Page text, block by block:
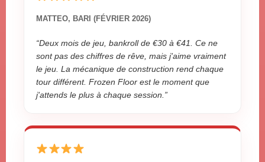
MATTEO, BARI (FÉVRIER 2026)
“Deux mois de jeu, bankroll de €30 à €41. Ce ne
sont pas des chiffres de rêve, mais j'aime vraiment
le jeu. La mécanique de construction rend chaque
tour différent. Frozen Floor est le moment que
j'attends le plus à chaque session.”